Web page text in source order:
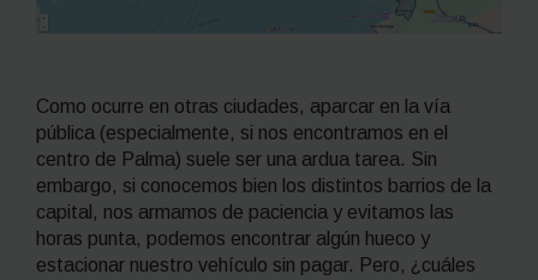
Como ocurre en otras ciudades, aparcar en la vía
pública (especialmente, si nos encontramos en el
centro de Palma) suele ser una ardua tarea. Sin
embargo, si conocemos bien los distintos barrios de la
capital, nos armamos de paciencia y evitamos las
horas punta, podemos encontrar algún hueco y
estacionar nuestro vehículo sin pagar. Pero, ¿cuáles